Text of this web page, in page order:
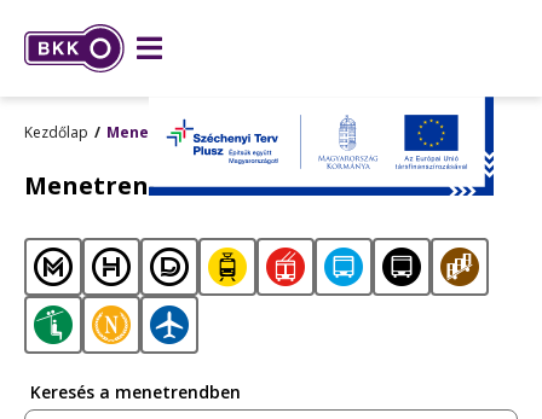
Kezdőlap Menetrendek
Menetrendek
Metró Hév Hajó Villamos
járat
járat
Keresés a menetrendben